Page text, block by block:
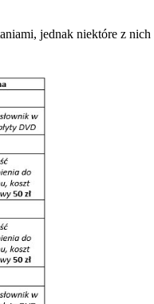
jednak niektóre z